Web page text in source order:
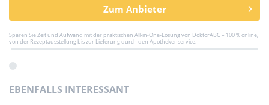
Zum Anbieter
Sparen Sie Zeit und Aufwand mit der praktischen All-in-One-Lösung von DoktorABC – 100 % online,
von der Rezeptausstellung bis zur Lieferung durch den Apothekenservice.
EBENFALLS INTERESSANT